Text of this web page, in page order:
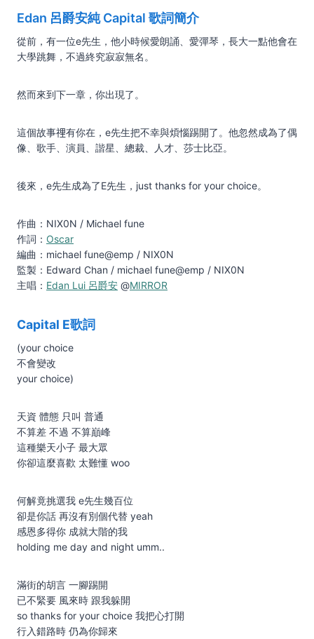
Edan 呂爵安純 Capital 歌詞簡介
從前，有一位e先生，他小時候愛朗誦、愛彈琴，長大一點他會在
大學跳舞，不過終究寂寂無名。
然而來到下一章，你出現了。
這個故事𥚃有你在，e先生把不幸與煩惱踢開了。他忽然成為了偶
像、歌手、演員、諧星、總裁、人才、莎士比亞。
後來，e先生成為了E先生，just thanks for your choice。
作曲：NIX0N / Michael fune
作詞： Oscar
編曲：michael fune@emp / NIX0N
監製：Edward Chan / michael fune@emp / NIX0N
主唱： Edan Lui 呂爵安 @MIRROR
Capital E歌詞
(your choice
不會變改
your choice)
天資 體態 只叫 普通
不算差 不過 不算巔峰
這種樂天小子 最大眾
你卻這麼喜歡 太難懂 woo
何解竟挑選我 e先生幾百位
卻是你話 再沒有別個代替 yeah
感恩多得你 成就大階的我
holding me day and night umm..
滿街的胡言 一腳踢開
已不緊要 風來時 跟我躲開
so thanks for your choice 我把心打開
行入錯路時 仍為你歸來